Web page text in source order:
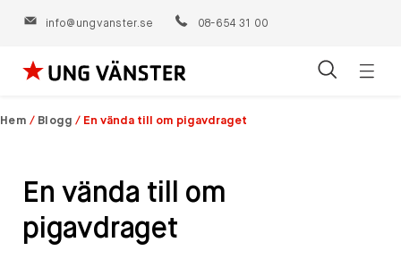
info@ungvanster.se 08-654 31 00
Hoppa
till
Hem / Blogg / En vända till om pigavdraget
En vända till om
pigavdraget